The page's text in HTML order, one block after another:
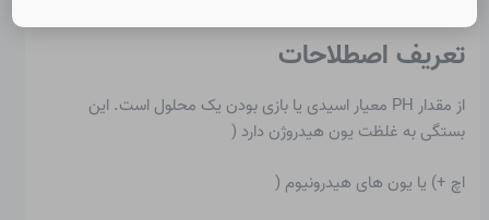
تعریف اصطلاحات
از مقدار PH
معیار اسیدی یا بازی بودن یک محلول است. این
بستگی به غلظت یون هیدروژن دارد (
اچ +) یا یون های هیدرونیوم (